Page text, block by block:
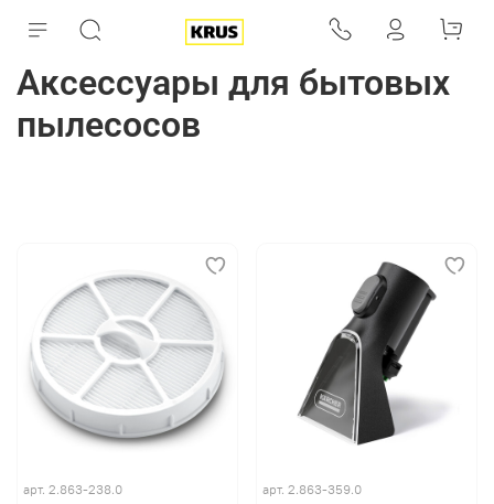
Аксессуары для бытовых
пылесосов
арт. 2.863-238.0 арт. 2.863-359.0